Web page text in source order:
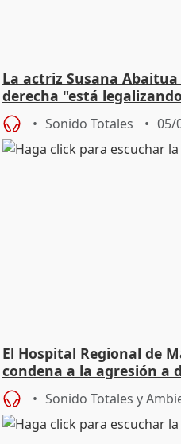
La actriz Susana
derecha "está
Sonido Totales 05/
El Hospital Regional de
condena a la agresión a
Urgencias
Sonido Totales y